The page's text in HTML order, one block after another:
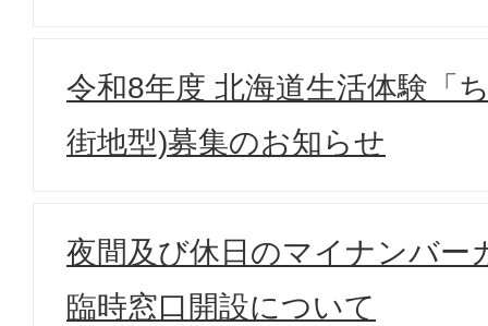
令和8年度 北海道生活体験「
街地型)募集のお知らせ
夜間及び休日のマイナンバー
臨時窓口開設について